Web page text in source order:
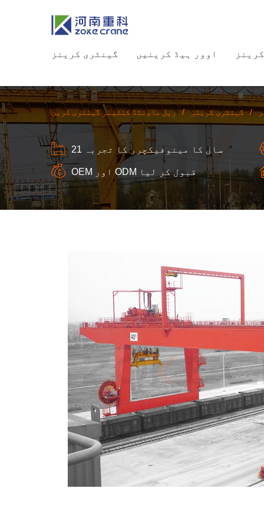
گینٹری کرینز اوور ہیڈ کرینیں
/ گینٹری کرینز / ریل ماونٹڈ کنٹینر گینٹری کرین
21 سال کا مینوفیکچرر کا تجربہ
OEM اور ODM قبول کر لیا